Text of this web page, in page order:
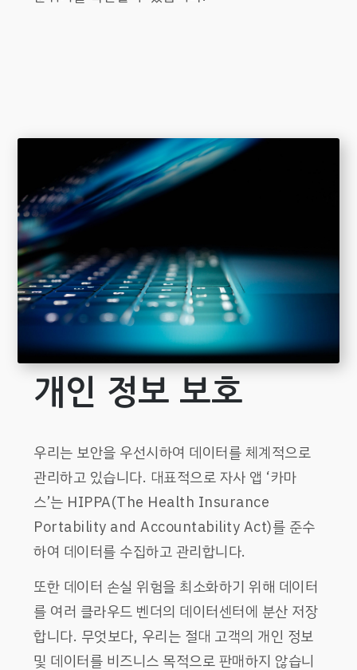
개인 정보 보호
우리는 보안을 우선시하여 데이터를 체계적으로
관리하고 있습니다. 대표적으로 자사 앱 ‘카마
스’는 HIPPA(The Health Insurance
Portability and Accountability Act)를 준수
하여 데이터를 수집하고 관리합니다.
또한 데이터 손실 위험을 최소화하기 위해 데이터
를 여러 클라우드 벤더의 데이터센터에 분산 저장
합니다. 무엇보다, 우리는 절대 고객의 개인 정보
및 데이터를 비즈니스 목적으로 판매하지 않습니